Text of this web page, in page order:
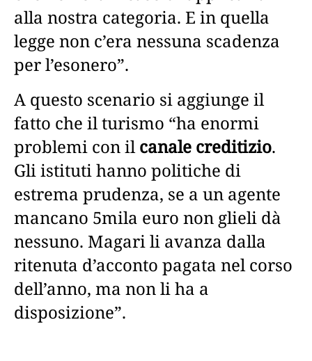
alla nostra categoria. E in quella
legge non c’era nessuna scadenza
per l’esonero”.
A questo scenario si aggiunge il
fatto che il turismo “ha enormi
problemi con ilcanale creditizio.
Gli istituti hanno politiche di
estrema prudenza, se a un agente
mancano 5mila euro non glieli dà
nessuno. Magari li avanza dalla
ritenuta d’acconto pagata nel corso
dell’anno, ma non li ha a
disposizione”.